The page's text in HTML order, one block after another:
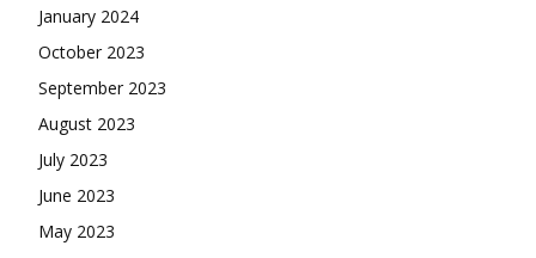
January 2024
October 2023
September 2023
August 2023
July 2023
June 2023
May 2023